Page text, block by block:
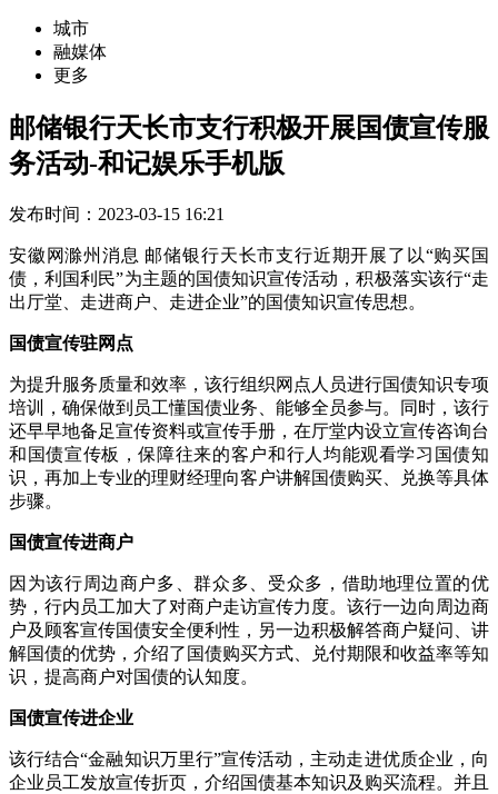
城市
融媒体
更多
邮储银行天长市支行积极开展国债宣传服
务活动-和记娱乐手机版
发布时间：2023-03-15 16:21
安徽网滁州消息 邮储银行天长市支行近期开展了以“购买国
债，利国利民”为主题的国债知识宣传活动，积极落实该行“走
出厅堂、走进商户、走进企业”的国债知识宣传思想。
国债宣传驻网点
为提升服务质量和效率，该行组织网点人员进行国债知识专项
培训，确保做到员工懂国债业务、能够全员参与。同时，该行
还早早地备足宣传资料或宣传手册，在厅堂内设立宣传咨询台
和国债宣传板，保障往来的客户和行人均能观看学习国债知
识，再加上专业的理财经理向客户讲解国债购买、兑换等具体
步骤。
国债宣传进商户
因为该行周边商户多、群众多、受众多，借助地理位置的优
势，行内员工加大了对商户走访宣传力度。该行一边向周边商
户及顾客宣传国债安全便利性，另一边积极解答商户疑问、讲
解国债的优势，介绍了国债购买方式、兑付期限和收益率等知
识，提高商户对国债的认知度。
国债宣传进企业
该行结合“金融知识万里行”宣传活动，主动走进优质企业，向
企业员工发放宣传折页，介绍国债基本知识及购买流程。并且